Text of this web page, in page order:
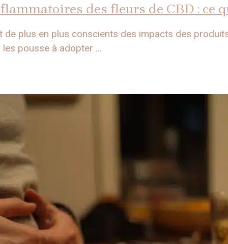
des fleurs de CBD : ce
plus en plus conscients des impacts des
les pousse à adopter ...